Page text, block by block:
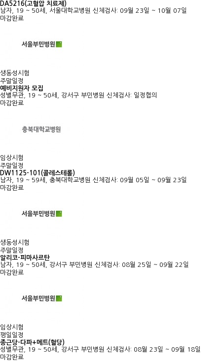
DA5216(고혈압 치료제)
남자, 19 ~ 50세, 서울대학교병원 신체검사: 09월 23일 ~ 10월 07일
마감완료
생동성시험
주말일정
예비지원자 모집
성별무관, 19 ~ 50세, 강서구 부민병원 신체검사: 일정협의
마감완료
임상시험
주말일정
DW1125-101(콜레스테롤)
남자, 19 ~ 59세, 충북대학교병원 신체검사: 09월 05일 ~ 09월 23일
마감완료
생동성시험
주말일정
알리코-피마사르탄
남자, 19 ~ 50세, 강서구 부민병원 신체검사: 08월 25일 ~ 09월 22일
마감완료
임상시험
평일일정
종근당-다파+메트(혈당)
성별무관, 19 ~ 50세, 강서구 부민병원 신체검사: 08월 23일 ~ 09월 18일
마감완료